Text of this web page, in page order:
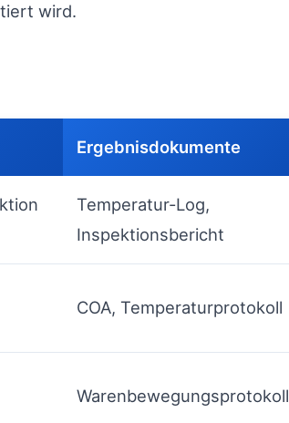
wird.
Ergebnisdokumente
Temperatur-Log,
Inspektionsbericht
COA, Temperaturprotokoll
Warenbewegungsprotokoll